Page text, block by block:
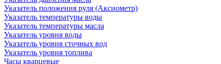
Указатель положения руля (Аксиометр)
Указатель температуры воды
Указатель температуры масла
Указатель уровня воды
Указатель уровня сточных вод
Указатель уровня топлива
Часы кварцевые